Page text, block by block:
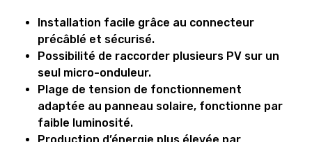
Installation facile grâce au connecteur
précâblé et sécurisé.
Possibilité de raccorder plusieurs PV sur un
seul micro-onduleur.
Plage de tension de fonctionnement
adaptée au panneau solaire, fonctionne par
faible luminosité.
Production d’énergie plus élevée par